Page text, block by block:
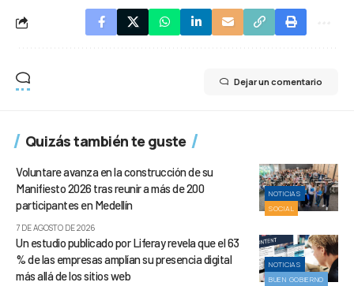
Dejar un comentario
Quizás también te guste
NOTICIAS
SOCIAL
Voluntare avanza en la construcción de su
Manifiesto 2026 tras reunir a más de 200
participantes en Medellín
7 DE AGOSTO DE 2026
NOTICIAS
BUEN GOBIERNO
Un estudio publicado por Liferay revela que el 63
% de las empresas amplían su presencia digital
más allá de los sitios web